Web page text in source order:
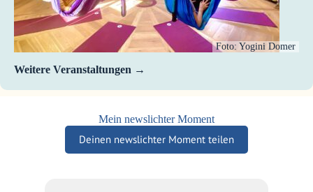
Foto: Yogini Domer
Weitere Veranstaltungen
Mein newslichter Moment
Deinen newslichter Moment teilen